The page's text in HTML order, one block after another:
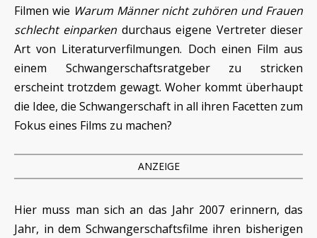
Filmen wie Warum Männer nicht zuhören und Frauen
schlecht einparken durchaus eigene Vertreter dieser
Art von Literaturverfilmungen. Doch einen Film aus
einem Schwangerschaftsratgeber zu stricken
erscheint trotzdem gewagt. Woher kommt überhaupt
die Idee, die Schwangerschaft in all ihren Facetten zum
Fokus eines Films zu machen?
ANZEIGE
Hier muss man sich an das Jahr 2007 erinnern, das
Jahr, in dem Schwangerschaftsfilme ihren bisherigen